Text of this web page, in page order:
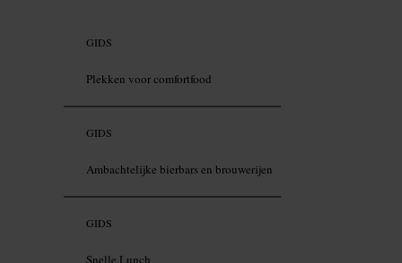
GIDS
Plekken voor comfortfood
GIDS
Ambachtelijke bierbars en brouwerijen
GIDS
Snelle Lunch